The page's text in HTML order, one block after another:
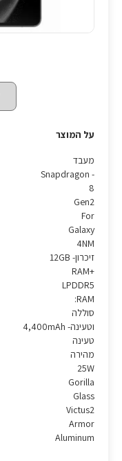
על המוצר
מעבד
- Snapdragon
Gen2
For
Galaxy
4NM
זיכרון- 12GB
RAM+
LPDDR5
:RAM
סוללה
וטעינה- 4,400mAh
טעינה
מהירה
25W
Gorilla
Glass
Victus2
Armor
Aluminum